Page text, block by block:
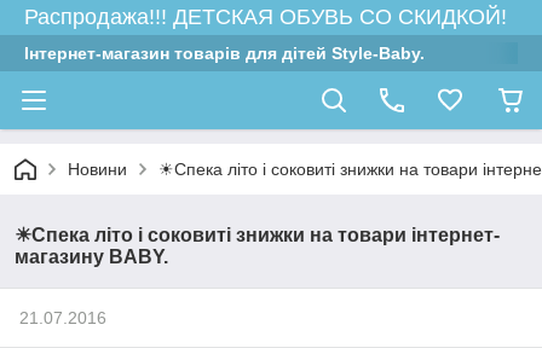
Распродажа!!! ДЕТСКАЯ ОБУВЬ СО СКИДКОЙ!
Інтернет-магазин товарів для дітей Style-Baby.
Новини ☀Спека літо і соковиті знижки на товари
☀Спека літо і соковиті знижки на товари інтернет-
магазину BABY.
21.07.2016